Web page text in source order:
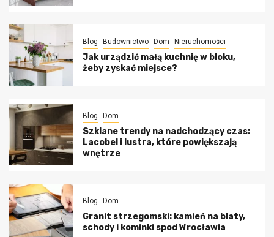
Blog Budownictwo Dom Nieruchomości
Jak urządzić małą kuchnię w bloku,
żeby zyskać miejsce?
Blog Dom
Szklane trendy na nadchodzący czas:
Lacobel i lustra, które powiększają
wnętrze
Blog Dom
Granit strzegomski: kamień na blaty,
schody i kominki spod Wrocławia